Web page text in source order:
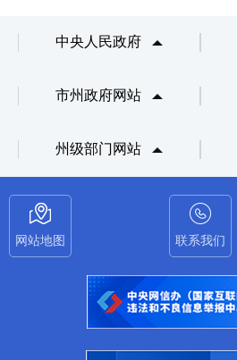
中央人民政府
市州政府网站
州级部门网站
网站地图 联系我们